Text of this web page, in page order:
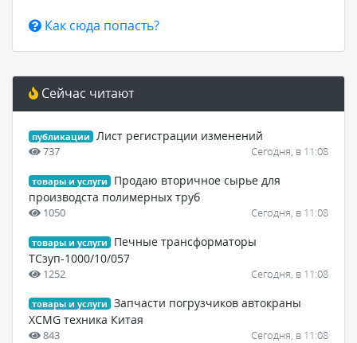
Как сюда попасть?
Сейчас читают
публикации Лист регистрации изменений
737 Сегодня, в 11:08
товары и услуги
Продаю вторичное сырье для
производста полимерных труб
1050 Сегодня, в 11:08
товары и услуги
Печные трансформаторы
ТСзуп-1000/10/057
1252 Сегодня, в 11:08
товары и услуги
Запчасти погрузчиков автокраны
XCMG техника Китая
843 Сегодня, в 11:08